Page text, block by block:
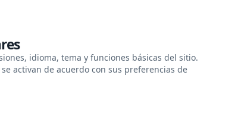
idioma, tema y funciones básicas del sitio.
activan de acuerdo con sus preferencias de